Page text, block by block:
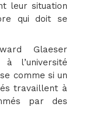
leur situation
qui doit se
Glaeser
à l’université
comme si un
travaillent à
par des